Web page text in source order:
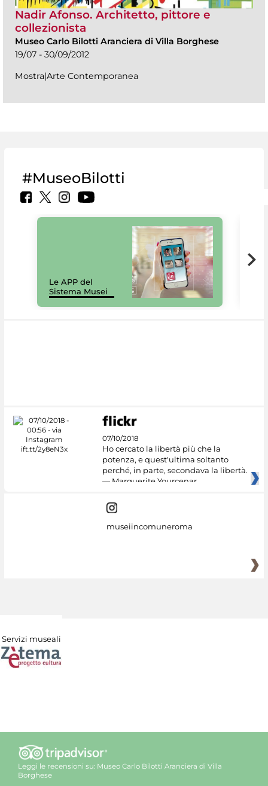
Nadir Afonso. Architetto, pittore e
collezionista
Museo Carlo Bilotti Aranciera di Villa Borghese
19/07 - 30/09/2012
Mostra|Arte Contemporanea
#MuseoBilotti
Le APP del
Sistema Musei
07/10/2018
Ho cercato la libertà più che la
potenza, e quest'ultima soltanto
perché, in parte, secondava la libertà.
— Marguerite Yourcenar
museiincomuneroma
Servizi museali
Leggi le recensioni su: Museo Carlo Bilotti Aranciera di Villa
Borghese